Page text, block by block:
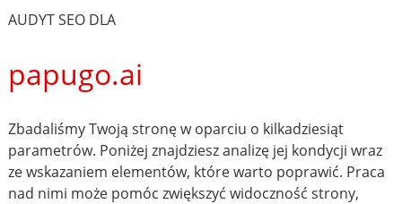
AUDYT SEO DLA
papugo.ai
Zbadaliśmy Twoją stronę w oparciu o kilkadziesiąt
parametrów. Poniżej znajdziesz analizę jej kondycji wraz
ze wskazaniem elementów, które warto poprawić. Praca
nad nimi może pomóc zwiększyć widoczność strony,